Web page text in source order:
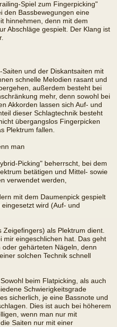
Spiel zum Fingerpicking"
den Bassbewegungen eine
hinnehmen, denn mit dem
Abschläge gespielt. Der Klang ist
und der Diskantsaiten mit
schnelle Melodien rasant und
außerdem besteht bei
mehr, denn sowohl bei
Akkorden lassen sich Auf- und
dieser Schlagtechnik besteht
übergangslos Fingerpicken
Plektrum fallen.
man
Picking" beherrscht, bei dem
betätigen und Mittel- sowie
verwendet werden,
mit dem Daumenpick gespielt
wird (Auf- und
als Plektrum dient.
mir eingeschlichen hat. Das geht
gehärteten Nägeln, denn
solchen Technik schnell
beim Flatpicking, als auch
Schwierigkeitsgrade
sicherlich, je eine Bassnote und
Dies ist auch bei höherem
wenn man nur mit
Saiten nur mit einer